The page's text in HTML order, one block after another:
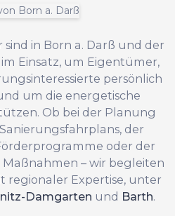
in Born a. Darß und der
Einsatz, um Eigentümer,
persönlich
um die energetische
Ob bei der Planung
der
oder der
– wir begleiten
regionaler Expertise, unter
Damgarten und Barth.